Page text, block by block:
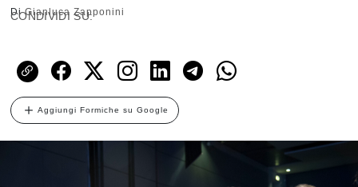
DiGianluca Zapponini
CONDIVIDI SU:
Aggiungi Formiche su Google